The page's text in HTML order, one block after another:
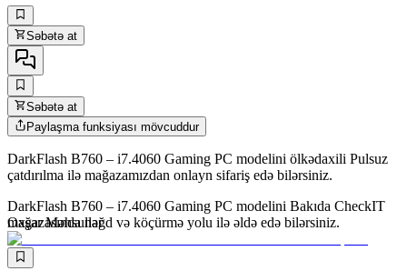
Səbətə at
Səbətə at
Paylaşma funksiyası mövcuddur
DarkFlash B760 – i7.4060 Gaming PC modelini ölkədaxili Pulsuz
çatdırılma ilə mağazamızdan onlayn sifariş edə bilərsiniz.
DarkFlash B760 – i7.4060 Gaming PC modelini Bakıda CheckIT
mağazasında nəğd və köçürmə yolu ilə əldə edə bilərsiniz.
Oxşar Məhsullar